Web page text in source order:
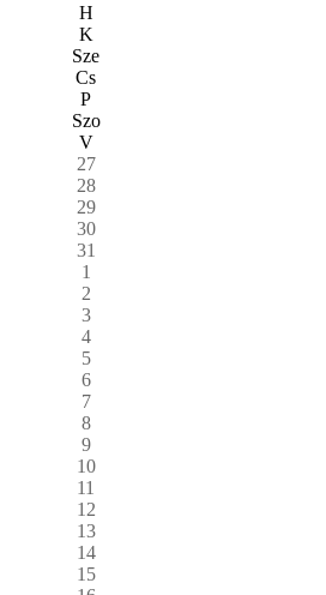
H
K
Sze
Cs
P
Szo
V
27
28
29
30
31
1
2
3
4
5
6
7
8
9
10
11
12
13
14
15